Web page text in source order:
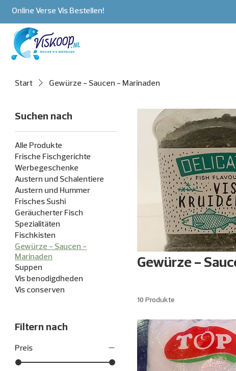
Online Verse Vis Bestellen!
Start Gewürze - Saucen - Marinaden
Suchen nach
Alle Produkte
Frische Fischgerichte
Werbegeschenke
Austern und Schalentiere
Austern und Hummer
Frisches Sushi
Geräucherter Fisch
Spezialitäten
Fischkisten
Gewürze - Saucen -
Marinaden
Suppen
Vis benodigdheden
Vis conserven
Filtern nach
Preis
Gewürze -
10 Produkte